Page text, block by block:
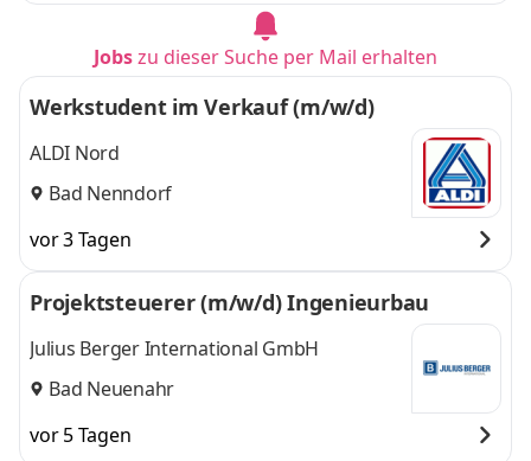
Jobszu dieser Suche per Mail erhalten
Werkstudent im Verkauf (m/w/d)
ALDI Nord
Bad Nenndorf
vor 3 Tagen
Projektsteuerer (m/w/d) Ingenieurbau
Julius Berger International GmbH
Bad Neuenahr
vor 5 Tagen